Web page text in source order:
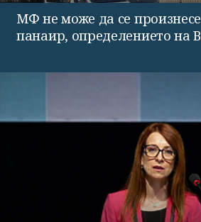
МФ не може да се
панаир, определението на